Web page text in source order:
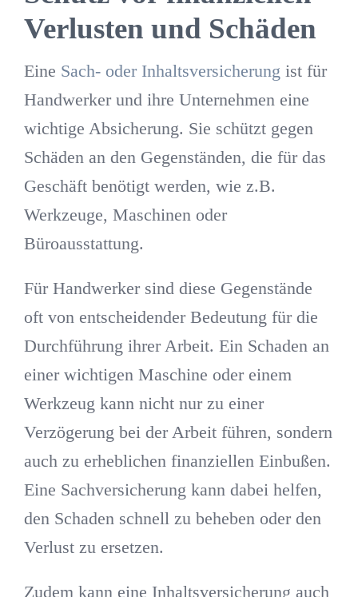
Verlusten und Schäden
Eine Sach- oder Inhaltsversicherung ist für
Handwerker und ihre Unternehmen eine
wichtige Absicherung. Sie schützt gegen
Schäden an den Gegenständen, die für das
Geschäft benötigt werden, wie z.B.
Werkzeuge, Maschinen oder
Büroausstattung.
Für Handwerker sind diese Gegenstände
oft von entscheidender Bedeutung für die
Durchführung ihrer Arbeit. Ein Schaden an
einer wichtigen Maschine oder einem
Werkzeug kann nicht nur zu einer
Verzögerung bei der Arbeit führen, sondern
auch zu erheblichen finanziellen Einbußen.
Eine Sachversicherung kann dabei helfen,
den Schaden schnell zu beheben oder den
Verlust zu ersetzen.
Zudem kann eine Inhaltsversicherung auch